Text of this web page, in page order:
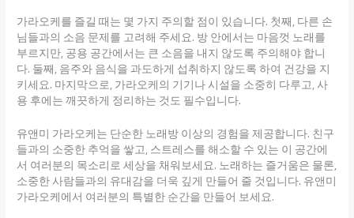
가라오케를 즐길 때는 몇 가지 주의할 점이 있습니다. 첫째, 다른 손
님들과의 소음 문제를 고려해 주세요. 방 안에서는 마음껏 노래를
부르지만, 공용 공간에서는 큰 소음을 내지 않도록 주의해야 합니
다. 둘째, 음주와 음식을 과도하게 섭취하지 않도록 하여 건강을 지
키세요. 마지막으로, 가라오케의 기기나 시설을 소중히 다루고, 사
용 후에는 깨끗하게 정리하는 것도 필수입니다.
유앤미 가라오케는 단순한 노래방 이상의 경험을 제공합니다. 친구
들과의 소중한 추억을 쌓고, 스트레스를 해소할 수 있는 이 공간에
서 여러분의 목소리로 세상을 채워보세요. 노래하는 즐거움은 물론,
소중한 사람들과의 유대감을 더욱 깊게 만들어 줄 것입니다. 유앤미
가라오케에서 여러분의 특별한 순간을 만들어 보세요.